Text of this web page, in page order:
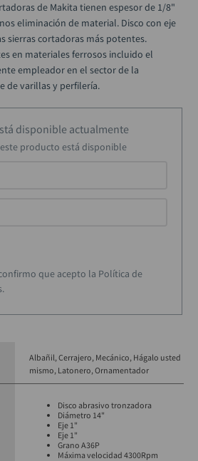
de Makita tienen espesor de 1/8"
eliminación de material. Disco con eje
sierras cortadoras más potentes.
en materiales ferrosos incluido el
empleador en el sector de la
de varillas y perfilería.
disponible actualmente
producto está disponible
que acepto la Política de
Albañil Cerrajero Mecánico Hágalo usted
mismo Latonero Ornamentador
Disco abrasivo tronzadora
Diámetro 14"
Eje 1"
Eje 1"
Grano A36P
Máxima velocidad 4300Rpm